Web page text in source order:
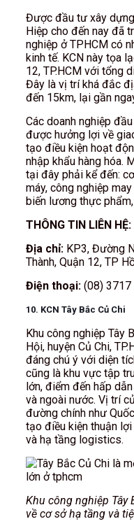
Được đầu tư xây
Hiệp cho đến nay đã
nghiệp ở TPHCM có
kinh tế. KCN này tọa
12, TP.HCM với tổng
Đây là vị trí khá đắc
đến 15km, lại gần
Các doanh nghiệp
được hưởng lợi về
tạo điều kiện hoạt
nhập khẩu hàng hóa.
tại đây phải kể đến:
máy, công nghiệp
biến lương thực
THÔNG TIN LIÊN HỆ:
Địa chỉ:KP3, Đường
Thành, Quận 12, TP
Điện thoại:(08) 3717
10. KCN Tây Bắc Củ Chi
Khu công nghiệp Tây
Hội, huyện Củ Chi,
đáng chú ý với diện
cũng là khu vực tập
lớn, điểm đến hấp
và ngoài nước. Vị trí
đường chính như
tạo điều kiện thuận
và hạ tầng logistics.
Khu công nghiệp Tây
về cơ sở hạ tầng và